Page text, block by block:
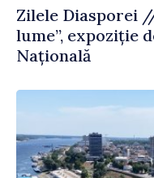
Zilele Diasporei
lume”, expoziție
Națională